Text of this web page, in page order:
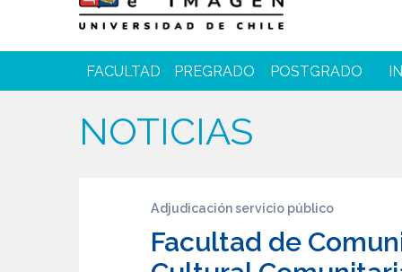
FACULTAD PREGRADO POSTGRADO
NOTICIAS
Adjudicación servicio público
Facultad de